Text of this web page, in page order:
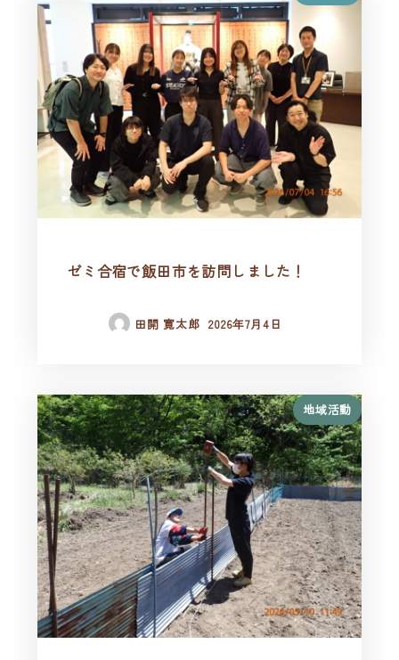
ゼミ合宿で飯田市を訪問しました！
田開 寛太郎 2026年7月4日
地域活動